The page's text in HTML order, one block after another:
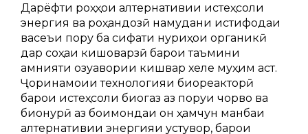
Дарёфти роҳҳои алтернативии истеҳсоли
энергия ва роҳандозӣ намудани истифодаи
васеъи пору ба сифати нуриҳои органикӣ
дар соҳаи кишоварзӣ барои таъмини
амнияти озуқавории кишвар хеле муҳим аст.
Ҷоринамоии технологияи биореакторӣ
барои истеҳсоли биогаз аз поруи чорво ва
бионурӣ аз боқимондаи он ҳамчун манбаи
алтернативии энергияи устувор, барои